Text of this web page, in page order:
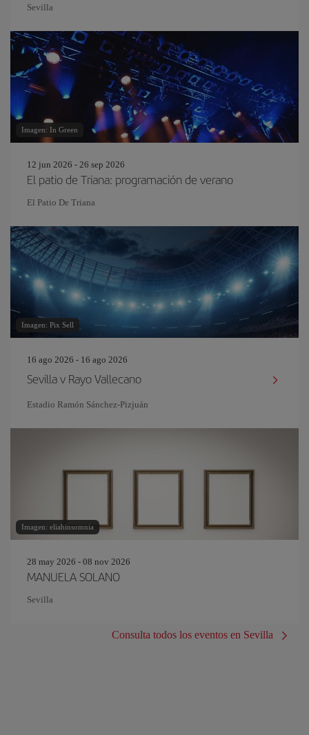
Sevilla
Imagen: In Green
12 jun 2026 - 26 sep 2026
El patio de Triana: programación de verano
El Patio De Triana
Imagen: Pix Sell
16 ago 2026 - 16 ago 2026
Sevilla v Rayo Vallecano
Estadio Ramón Sánchez-Pizjuán
Imagen: eliahinsomnia
28 may 2026 - 08 nov 2026
MANUELA SOLANO
Sevilla
Consulta todos los eventos en Sevilla